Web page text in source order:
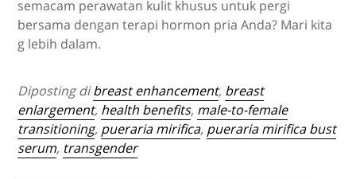
semacam perawatan kulit khusus untuk pergi
bersama dengan terapi hormon pria Anda? Mari kita
g lebih dalam.
Diposting dibreast enhancement, breast
enlargement, health benefits, male-to-female
transitioning, pueraria mirifica, pueraria mirificabust
serum, transgender